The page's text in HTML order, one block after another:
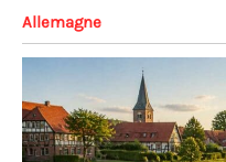
Allemagne